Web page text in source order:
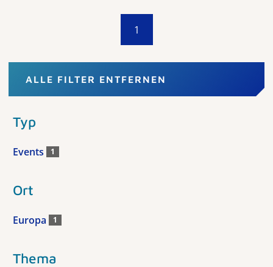
1
ALLE FILTER ENTFERNEN
Typ
Events 1
Ort
Europa 1
Thema